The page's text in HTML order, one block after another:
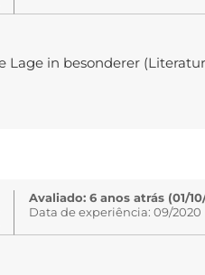
Lage in besonderer
Avaliado: 6 anos atrás (01/
Data de experiência: 09/2020